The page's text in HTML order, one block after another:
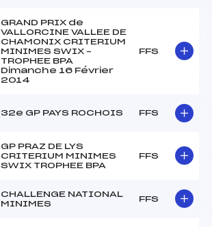
GRAND PRIX de
VALLORCINE VALLEE DE
CHAMONIX CRITERIUM
MINIMES SWIX –
TROPHEE BPA
Dimanche 16 Février
2014
FFS
32e GP PAYS ROCHOIS FFS
GP PRAZ DE LYS
CRITERIUM MINIMES
SWIX TROPHEE BPA
FFS
CHALLENGE NATIONAL
MINIMES
FFS